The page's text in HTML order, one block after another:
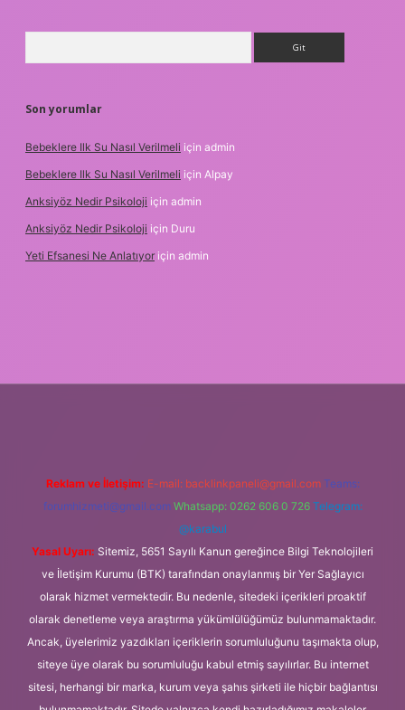
Son yorumlar
Bebeklere Ilk Su Nasıl Verilmeli için admin
Bebeklere Ilk Su Nasıl Verilmeli için Alpay
Anksiyöz Nedir Psikoloji için admin
Anksiyöz Nedir Psikoloji için Duru
Yeti Efsanesi Ne Anlatıyor için admin
Reklam ve İletişim: E-mail: backlinkpaneli@gmail.com Teams:
forumhizmeti@gmail.com Whatsapp: 0262 606 0 726 Telegram:
@karabul
Yasal Uyarı: Sitemiz, 5651 Sayılı Kanun gereğince Bilgi Teknolojileri
ve İletişim Kurumu (BTK) tarafından onaylanmış bir Yer Sağlayıcı
olarak hizmet vermektedir. Bu nedenle, sitedeki içerikleri proaktif
olarak denetleme veya araştırma yükümlülüğümüz bulunmamaktadır.
Ancak, üyelerimiz yazdıkları içeriklerin sorumluluğunu taşımakta olup,
siteye üye olarak bu sorumluluğu kabul etmiş sayılırlar. Bu internet
sitesi, herhangi bir marka, kurum veya şahıs şirketi ile hiçbir bağlantısı